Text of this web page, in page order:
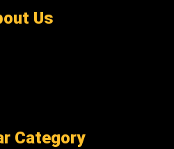
Us
Category